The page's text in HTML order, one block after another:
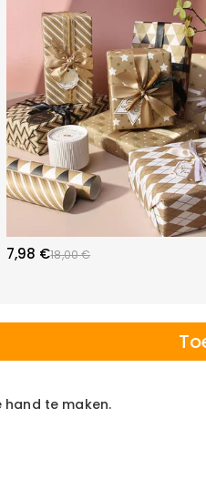
7,98 €18,00 €
hand te maken.